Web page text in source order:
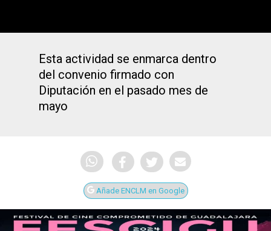
Esta actividad se enmarca dentro
del convenio firmado con
Diputación en el pasado mes de
mayo
Añade ENCLM en Google